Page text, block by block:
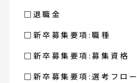
□退職金
□新卒募集要項:職種
□新卒募集要項:募集資格
□新卒募集要項:選考フロー